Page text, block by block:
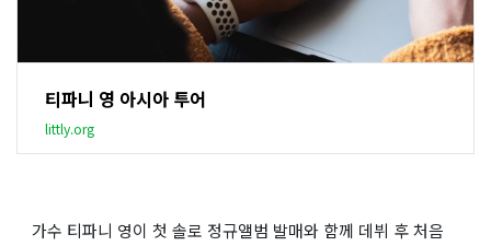
티파니 영 아시아 투어
littly.org
가수 티파니 영이 첫 솔로 정규앨범 발매와 함께 데뷔 후 처음